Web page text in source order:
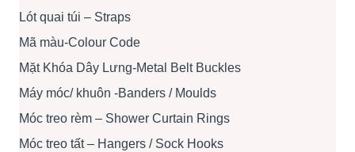
Lót quai túi – Straps
Mã màu-Colour Code
Mặt Khóa Dây Lưng-Metal Belt Buckles
Máy móc/ khuôn -Banders / Moulds
Móc treo rèm – Shower Curtain Rings
Móc treo tất – Hangers / Sock Hooks